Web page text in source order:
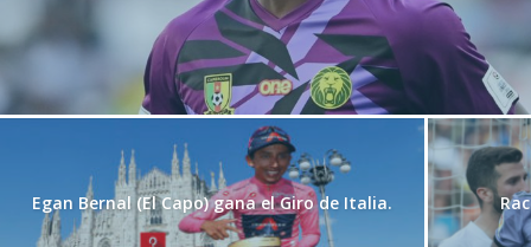
Egan Bernal (El Capo) gana el Giro de Italia.